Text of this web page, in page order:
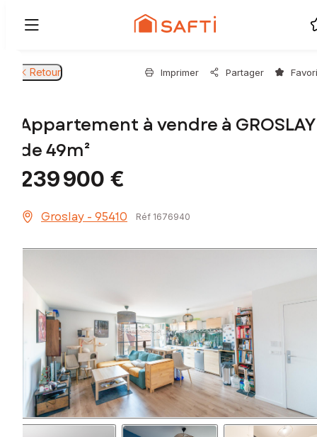
Retour Imprimer Partager
Appartement à vendre à GROSLAY
de 49m²
239 900 €
Groslay - 95410 Réf 1676940